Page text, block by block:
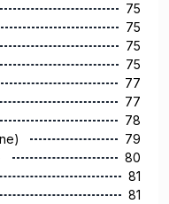
75
75
75
75
77
77
78
79
80
81
81